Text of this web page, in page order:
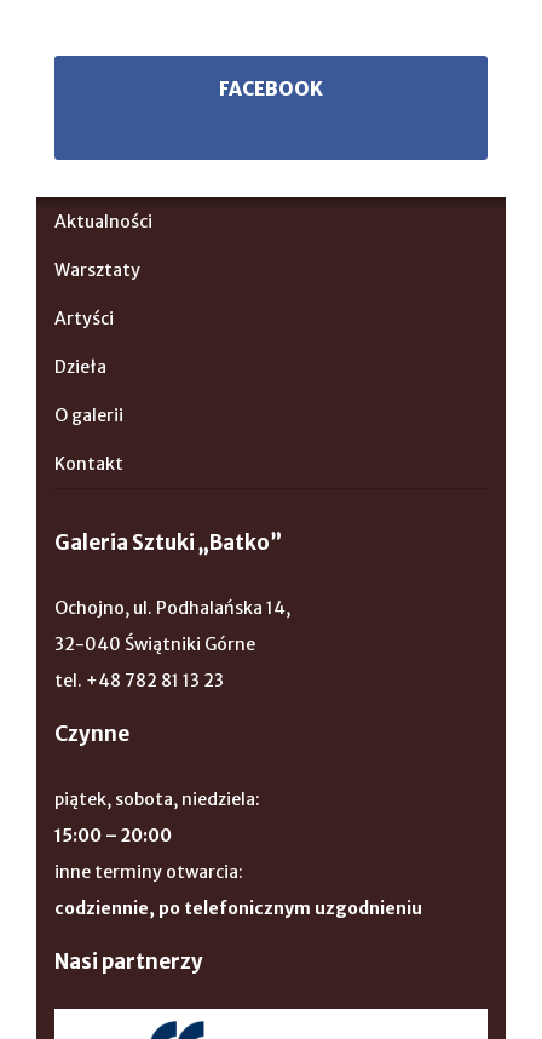
FACEBOOK
Aktualności
Warsztaty
Artyści
Dzieła
O galerii
Kontakt
Galeria Sztuki „Batko”
Ochojno, ul. Podhalańska 14,
32-040 Świątniki Górne
tel. +48 782 81 13 23
Czynne
piątek, sobota, niedziela:
15:00 – 20:00
inne terminy otwarcia:
codziennie, po telefonicznym uzgodnieniu
Nasi partnerzy